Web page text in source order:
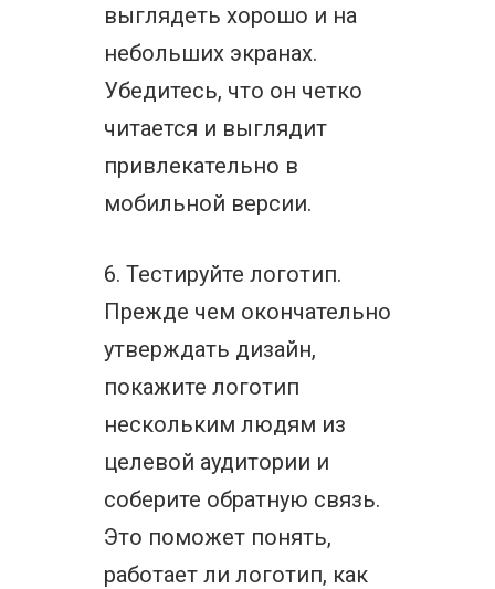
выглядеть хорошо и на
небольших экранах.
Убедитесь, что он четко
читается и выглядит
привлекательно в
мобильной версии.
6. Тестируйте логотип.
Прежде чем окончательно
утверждать дизайн,
покажите логотип
нескольким людям из
целевой аудитории и
соберите обратную связь.
Это поможет понять,
работает ли логотип, как